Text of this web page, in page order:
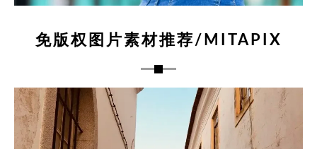
免版权图片素材推荐/MITAPIX